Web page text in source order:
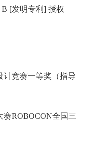
B [发明专利 ] 授权
计竞赛一等奖（指导
赛ROBOCON全国三